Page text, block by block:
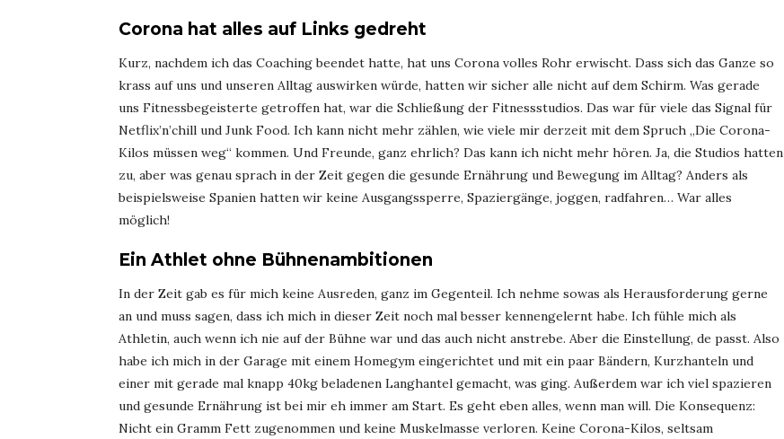
Corona hat alles auf Links gedreht
Kurz, nachdem ich das Coaching beendet hatte, hat uns Corona volles Rohr erwischt. Dass sich das Ganze so
krass auf uns und unseren Alltag auswirken würde, hatten wir sicher alle nicht auf dem Schirm. Was gerade
uns Fitnessbegeisterte getroffen hat, war die Schließung der Fitnessstudios. Das war für viele das Signal für
Netflix’n’chill und Junk Food. Ich kann nicht mehr zählen, wie viele mir derzeit mit dem Spruch „Die Corona-
Kilos müssen weg“ kommen. Und Freunde, ganz ehrlich? Das kann ich nicht mehr hören. Ja, die Studios hatten
zu, aber was genau sprach in der Zeit gegen die gesunde Ernährung und Bewegung im Alltag? Anders als
beispielsweise Spanien hatten wir keine Ausgangssperre, Spaziergänge, joggen, radfahren… War alles
möglich!
Ein Athlet ohne Bühnenambitionen
In der Zeit gab es für mich keine Ausreden, ganz im Gegenteil. Ich nehme sowas als Herausforderung gerne
an und muss sagen, dass ich mich in dieser Zeit noch mal besser kennengelernt habe. Ich fühle mich als
Athletin, auch wenn ich nie auf der Bühne war und das auch nicht anstrebe. Aber die Einstellung, de passt. Also
habe ich mich in der Garage mit einem Homegym eingerichtet und mit ein paar Bändern, Kurzhanteln und
einer mit gerade mal knapp 40kg beladenen Langhantel gemacht, was ging. Außerdem war ich viel spazieren
und gesunde Ernährung ist bei mir eh immer am Start. Es geht eben alles, wenn man will. Die Konsequenz:
Nicht ein Gramm Fett zugenommen und keine Muskelmasse verloren. Keine Corona-Kilos, seltsam